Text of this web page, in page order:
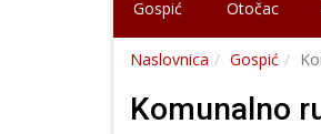
Gospić Otočac
Naslovnica Gospić
Komunalno